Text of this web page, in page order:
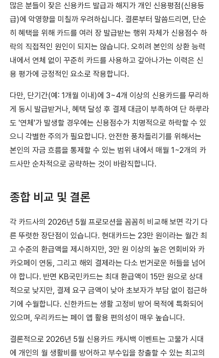
많은 분들이 잦은 신용카드 발급과 해지가 개인 신용평점(신용등
급)에 악영향을 미칠까 우려하십니다. 결론부터 말씀드리면, 단순
히 혜택을 위해 카드를 여러 장 발급받는 행위 자체가 신용점수 하
락의 직접적인 원인이 되지는 않습니다. 오히려 본인의 상환 능력
내에서 연체 없이 꾸준히 카드를 사용하고 갚아나가는 이력은 신
용 평가에 긍정적인 요소로 작용합니다.
다만, 단기간(예: 1개월 이내)에 3~4개 이상의 신용카드를 무리하
게 동시 발급받거나, 혜택 달성 후 결제 대금이 부족하여 단 하루라
도 '연체'가 발생할 경우에는 신용점수가 치명적으로 하락할 수 있
으니 각별한 주의가 필요합니다. 안전한 풍차돌리기를 위해서는
본인의 자금 흐름을 통제할 수 있는 범위 내에서 매월 1~2개의 카
드사만 순차적으로 공략하는 것이 바람직합니다.
종합 비교 및 결론
각 카드사의 2026년 5월 프로모션을 꼼꼼히 비교해 보면 각기 다
른 뚜렷한 장단점이 있습니다. 현대카드는 23만 원이라는 월간 최
고 수준의 환급액을 제시하지만, 3만 원 이상의 높은 연회비와 카
카오페이 연동, 그리고 해외 결제라는 다소 번거로운 허들을 넘어
야 합니다. 반면 KB국민카드는 최대 환급액이 15만 원으로 상대
적으로 낮지만, 결제 요구 금액이 낮아 초보자가 부담 없이 접근하
기에 수월합니다. 신한카드는 생활 고정비 방어 목적에 특화되어
있으며, 우리카드는 페이 앱 활용 편의성이 매우 높습니다.
결론적으로 2026년 5월 신용카드 캐시백 이벤트는 고물가 시대
에 개인의 월 생활비를 방어하고 부수입을 창출할 수 있는 최고의